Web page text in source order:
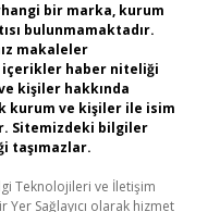
bir marka, kurum
bulunmamaktadır.
makaleler
içerikler haber niteliği
kişiler hakkında
kurum ve kişiler ile isim
Sitemizdeki bilgiler
taşımazlar.
Teknolojileri ve İletişim
Yer Sağlayıcı olarak hizmet